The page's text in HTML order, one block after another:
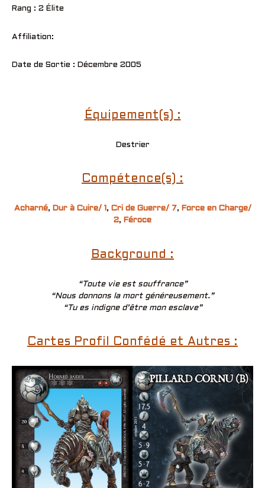
Rang : 2 Élite
Affiliation:
Date de Sortie : Décembre 2005
Équipement(s) :
Destrier
Compétence(s) :
Acharné, Dur à Cuire/ 1 , Cri de Guerre/ 7, Force en Charge/
2, Féroce
Background :
“Toute vie est souffrance”
“Nous donnons la mort généreusement.”
“Tu es indigne d’être mon esclave”
Cartes Profil Confédé et Autres :